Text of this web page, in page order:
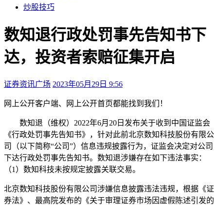
炒股技巧
数知退行政处罚事先告知书下
达，投资者索赔征集开启
证券资讯广场 2023年05月29日 9:56
网上公开客户端、网上公开首页都能找到我们！
数知退 （维权） 2022年6月20日发布关于收到中国证监会
《行政处罚事先告知书》，针对此前北京数知科技股份有限公
司（以下简称“公司”）信息违规披露行为，证监会决定对公司
下达行政处罚事先告知书。数知退涉嫌存在如下违法事实：
（1）数知科技未按规定披露关联交易。
北京数知科技股份有限公司涉嫌信息披露违法违规，根据《证
券法》、最高院发布的《关于审理证券市场因虚假陈述引发的